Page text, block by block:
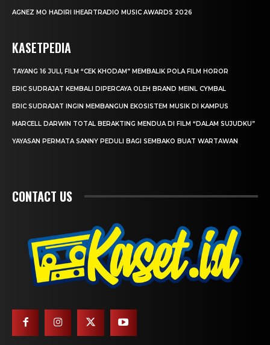
AGNEZ MO HADIRI IHEARTRADIO MUSIC AWARDS 2026
KASETPEDIA
TAYANG 16 JULI, FILM “CEK KHODAM” MEMBALIK POLA FILM HOROR
ERIC SUDRAJAT KEMBALI DIPERCAYA OLEH BRAND MEINL CYMBAL
ERIC SUDRAJAT INGIN MEMBANGUN EKOSISTEM MUSIK DI KAMPUS
MARCELL DARWIN TOTAL BERAKTING MENDUA DI FILM “DALAM SUJUDKU”
YAYASAN PERMATA SANNY PEDULI BAGI SEMBAKO BUAT WARTAWAN
CONTACT US